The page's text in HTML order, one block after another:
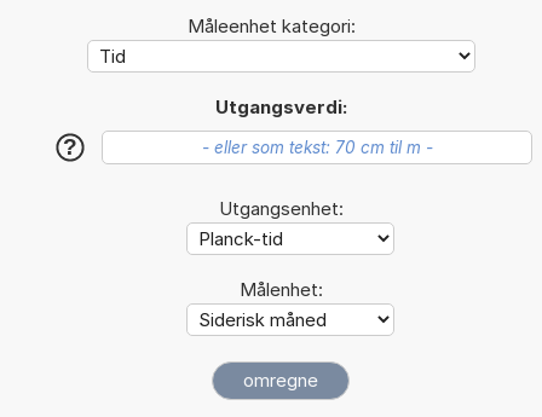
Måleenhet kategori:
Utgangsverdi:
?
Utgangsenhet:
Målenhet: